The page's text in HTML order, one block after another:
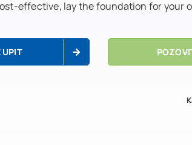
effective, lay the foundation for your
UPIT